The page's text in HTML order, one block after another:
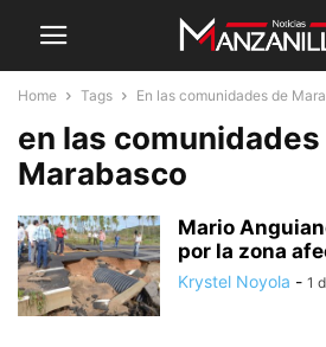
Home Tags En las comunidades de
en las comunidades
Marabasco
Mario
por la zona
Krystel Noyola - 1